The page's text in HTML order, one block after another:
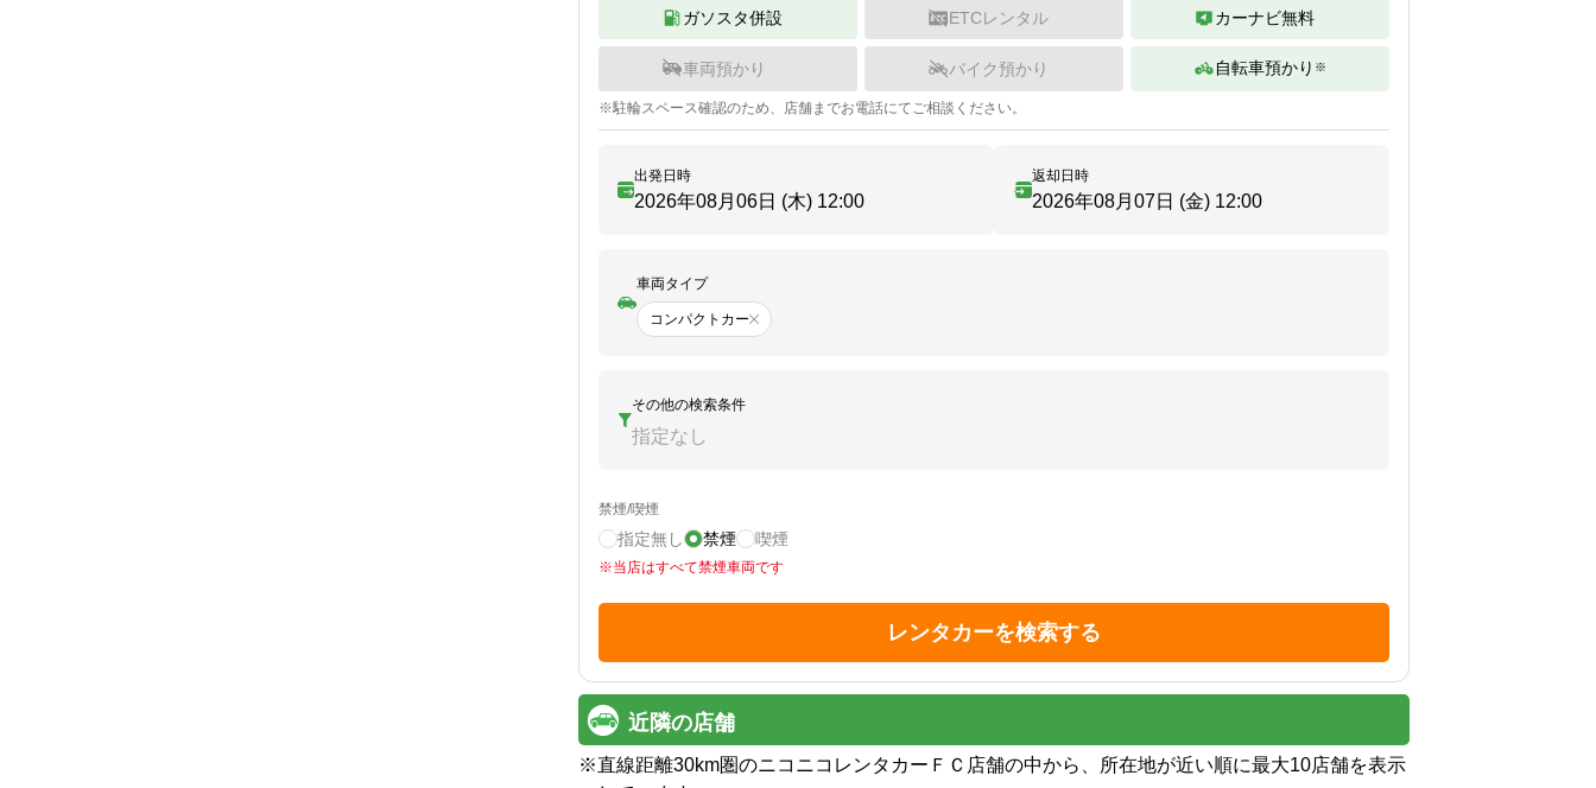
ガソスタ併設 ETCレンタル カーナビ無料
車両預かり バイク預かり 自転車預かり ※
※駐輪スペース確認のため、店舗までお電話にてご相談ください。
出発日時
2026年08月06日 (木) 12:00
返却日時
2026年08月07日 (金) 12:00
車両タイプ
コンパクトカー
その他の検索条件
指定なし
禁煙/喫煙
指定無し 禁煙 喫煙
※当店はすべて禁煙車両です
レンタカーを検索する
近隣の店舗
※直線距離30km圏のニコニコレンタカーＦＣ店舗の中から、所在地が近い順に最大10店舗を表示